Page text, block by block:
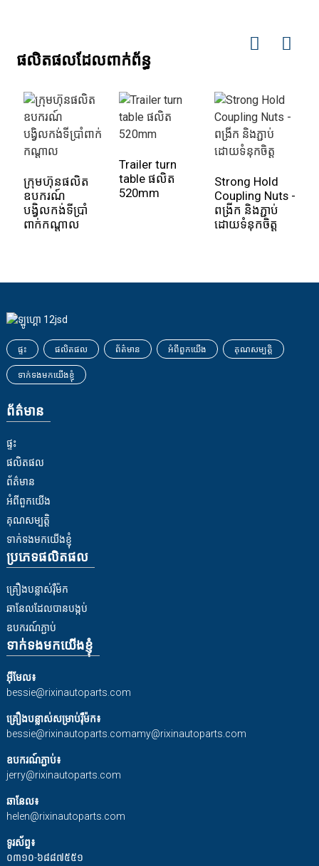
ផលិតផលដែលពាក់ព័ន្ធ
ក្រុមហ៊ុនផលិត
ឧបករណ៍
បង្វិលកង់ទីប្រាំ
ពាក់កណ្តាល
Trailer turn
table ផលិត
520mm
Strong Hold
Coupling Nuts -
ពង្រីក និងភ្ជាប់
ដោយទំនុកចិត្ត
ផ្ទះ ផលិតផល ព័ត៌មាន អំពីពួកយើង គុណសម្បត្តិ
ទាក់ទងមកយើងខ្ញុំ
ព័ត៌មាន
ផ្ទះ
ផលិតផល
ព័ត៌មាន
អំពីពួកយើង
គុណសម្បត្តិ
ទាក់ទងមកយើងខ្ញុំ
ប្រភេទផលិតផល
គ្រឿងបន្លាស់រ៉ឺម៉ក
ឆានែលដែលបានបង្កប់
ឧបករណ៍ភ្ជាប់
ទាក់ទងមកយើងខ្ញុំ
អ៊ីមែល៖
bessie@rixinautoparts.com
គ្រឿងបន្លាស់សម្រាប់រ៉ឺម៉ក៖
bessie@rixinautoparts.comamy@rixinautoparts.com
ឧបករណ៍ភ្ជាប់៖
jerry@rixinautoparts.com
ឆានែល៖
helen@rixinautoparts.com
ទូរស័ព្ទ៖
០៣១០-៦៨៨៧៥៥១